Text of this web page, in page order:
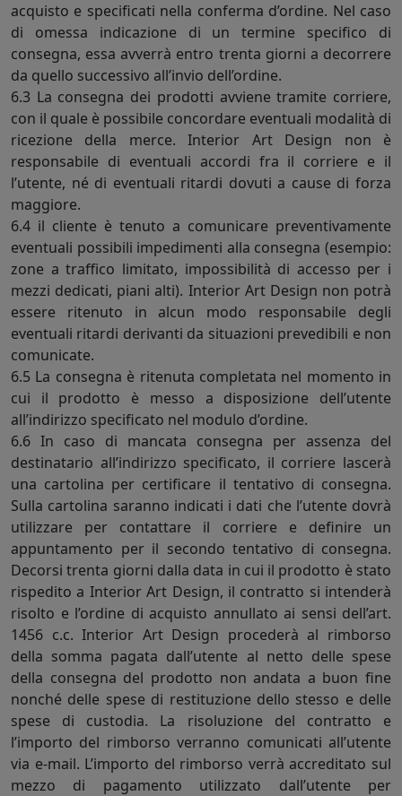
acquisto e specificati nella conferma d’ordine. Nel caso
di omessa indicazione di un termine specifico di
consegna, essa avverrà entro trenta giorni a decorrere
da quello successivo all’invio dell’ordine.
6.3 La consegna dei prodotti avviene tramite corriere,
con il quale è possibile concordare eventuali modalità di
ricezione della merce. Interior Art Design non è
responsabile di eventuali accordi fra il corriere e il
l’utente, né di eventuali ritardi dovuti a cause di forza
maggiore.
6.4 il cliente è tenuto a comunicare preventivamente
eventuali possibili impedimenti alla consegna (esempio:
zone a traffico limitato, impossibilità di accesso per i
mezzi dedicati, piani alti). Interior Art Design non potrà
essere ritenuto in alcun modo responsabile degli
eventuali ritardi derivanti da situazioni prevedibili e non
comunicate.
6.5 La consegna è ritenuta completata nel momento in
cui il prodotto è messo a disposizione dell’utente
all’indirizzo specificato nel modulo d’ordine.
6.6 In caso di mancata consegna per assenza del
destinatario all’indirizzo specificato, il corriere lascerà
una cartolina per certificare il tentativo di consegna.
Sulla cartolina saranno indicati i dati che l’utente dovrà
utilizzare per contattare il corriere e definire un
appuntamento per il secondo tentativo di consegna.
Decorsi trenta giorni dalla data in cui il prodotto è stato
rispedito a Interior Art Design, il contratto si intenderà
risolto e l’ordine di acquisto annullato ai sensi dell’art.
1456 c.c. Interior Art Design procederà al rimborso
della somma pagata dall’utente al netto delle spese
della consegna del prodotto non andata a buon fine
nonché delle spese di restituzione dello stesso e delle
spese di custodia. La risoluzione del contratto e
l’importo del rimborso verranno comunicati all’utente
via e-mail. L’importo del rimborso verrà accreditato sul
mezzo di pagamento utilizzato dall’utente per